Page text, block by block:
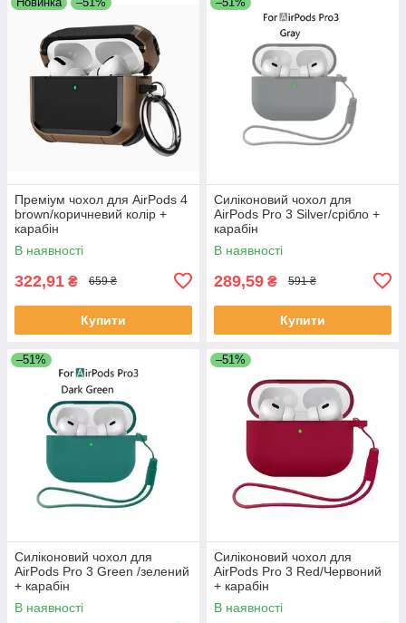
Преміум чохол для AirPods 4
brown/коричневий колір +
карабін
В наявності
322,91 ₴ 659 ₴
Купити
Силіконовий чохол для
AirPods Pro 3 Silver/срібло +
карабін
В наявності
289,59 ₴ 591 ₴
Купити
–51%
Силіконовий чохол для
AirPods Pro 3 Green /зелений
+ карабін
В наявності
–51%
Силіконовий чохол для
AirPods Pro 3 Red/Червоний
+ карабін
В наявності